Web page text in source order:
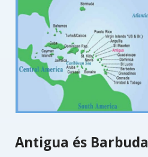
Antigua és Barbuda